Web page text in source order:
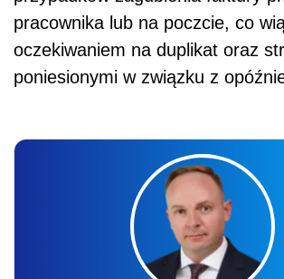
pracownika lub na poczcie, co
oczekiwaniem na duplikat oraz
poniesionymi w związku z